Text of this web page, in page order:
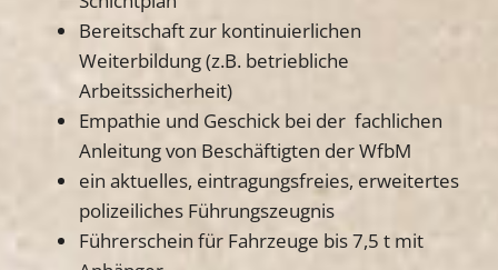
Bereitschaft zur kontinuierlichen
Weiterbildung (z.B. betriebliche
Arbeitssicherheit)
Empathie und Geschick bei der fachlichen
Anleitung von Beschäftigten der WfbM
ein aktuelles, eintragungsfreies, erweitertes
polizeiliches Führungszeugnis
Führerschein für Fahrzeuge bis 7,5 t mit